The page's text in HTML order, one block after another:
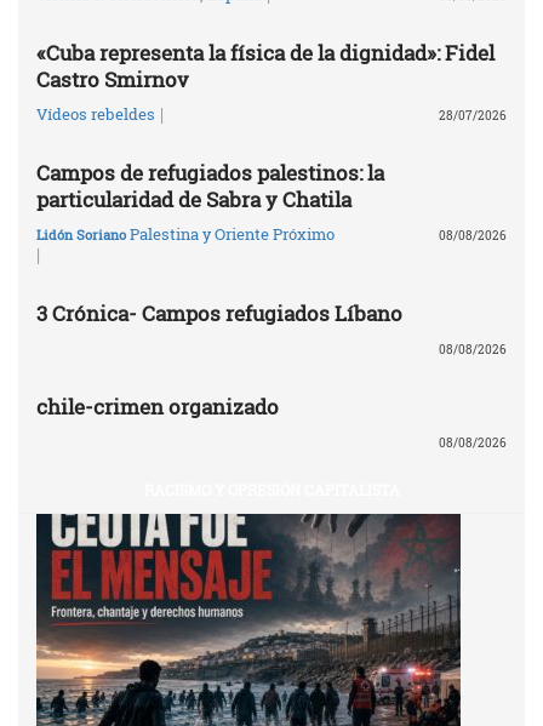
«Cuba representa la física de la dignidad»: Fidel
Castro Smirnov
Vídeos rebeldes | 28/07/2026
Campos de refugiados palestinos: la
particularidad de Sabra y Chatila
Lidón Soriano Palestina y Oriente Próximo
|
08/08/2026
3 Crónica- Campos refugiados Líbano
08/08/2026
chile-crimen organizado
08/08/2026